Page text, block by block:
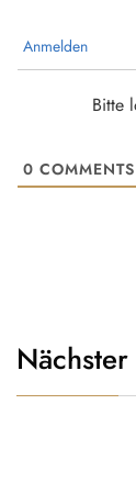
Anmelden
Bitte
0 COMMENTS